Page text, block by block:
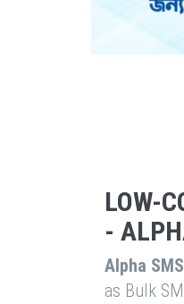
LOW-
-
Alpha SMS
as Bulk